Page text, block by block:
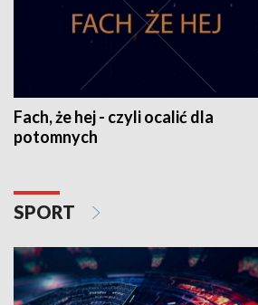
Fach, że hej - czyli ocalić dla
potomnych
SPORT